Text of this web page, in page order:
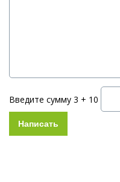
Введите сумму 3 + 10